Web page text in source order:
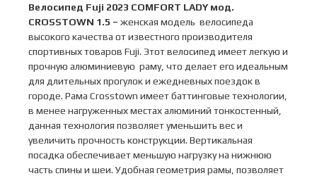
1.5
LS
USA
A2-
SL
р.
17
цв.
бирюзовый
металлик
700x35
Велосипед Fuji 2023 COMFORT LADY мод.
CROSSTOWN 1.5 – женская модель велосипеда
высокого качества от известного производителя
спортивных товаров Fuji. Этот велосипед имеет легкую и
прочную алюминиевую раму, что делает его идеальным
для длительных прогулок и ежедневных поездок в
городе. Рама Crosstown имеет баттинговые технологии,
в менее нагруженных местах алюминий тонкостенный,
данная технология позволяет уменьшить вес и
увеличить прочность конструкции. Вертикальная
посадка обеспечивает меньшую нагрузку на нижнюю
часть спины и шеи. Удобная геометрия рамы, позволяет